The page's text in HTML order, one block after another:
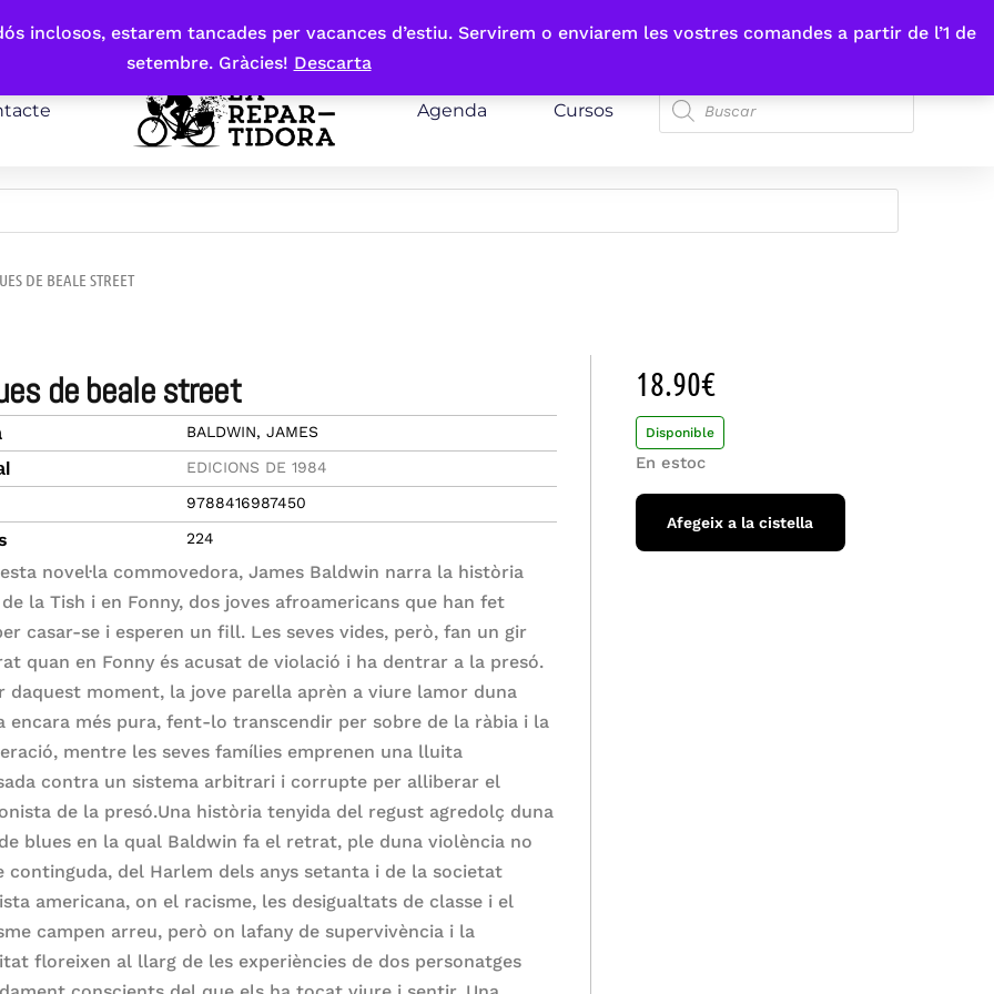
inclosos, estarem tancades per vacances d’estiu. Servirem o enviarem les vostres comandes a partir de l’1 de
setembre. Gràcies! Descarta
Agenda Cursos
DE BEALE STREET
de beale street
BALDWIN, JAMES
EDICIONS DE 1984
9788416987450
224
novel·la commovedora, James Baldwin narra la història
de la Tish i en Fonny, dos joves afroamericans que han fet
casar-se i esperen un fill. Les seves vides, però, fan un gir
quan en Fonny és acusat de violació i ha dentrar a la presó.
daquest moment, la jove parella aprèn a viure lamor duna
encara més pura, fent-lo transcendir per sobre de la ràbia i la
mentre les seves famílies emprenen una lluita
contra un sistema arbitrari i corrupte per alliberar el
de la presó.Una història tenyida del regust agredolç duna
blues en la qual Baldwin fa el retrat, ple duna violència no
continguda, del Harlem dels anys setanta i de la societat
americana, on el racisme, les desigualtats de classe i el
campen arreu, però on lafany de supervivència i la
floreixen al llarg de les experiències de dos personatges
18.90€
Disponible
En estoc
Afegeix a la cistella